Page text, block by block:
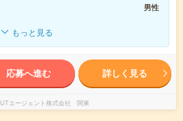
男性
もっと見る
応募へ進む 詳しく見る
UTエージェント株式会社 関東